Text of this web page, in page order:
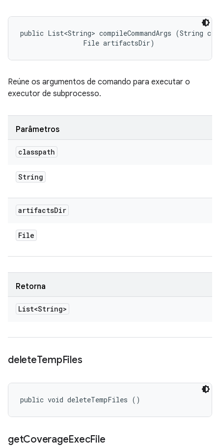
public List<String> compileCommandArgs (String
                File artifactsDir)
Reúne os argumentos de comando para executar o
executor de subprocesso.
Parâmetros
classpath
String
artifactsDir
File
Retorna
List<String>
deleteTempFiles
public void deleteTempFiles ()
getCoverageExecFile